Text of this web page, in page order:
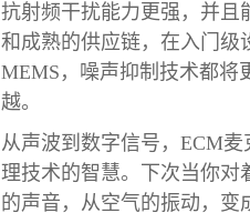
抗射频干扰能力更强，并且
和成熟的供应链，在入门级
MEMS，噪声抑制技术都将
越。
从声波到数字信号，ECM
理技术的智慧。下次当你对
的声音，从空气的振动，变